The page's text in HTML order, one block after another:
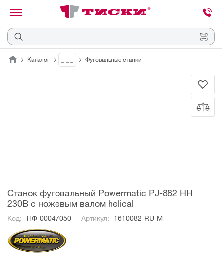
Отмена
Каталог Фуговальные станки
Станок фуговальный Powermatic PJ-882 HH
230В с ножевым валом helical
Код: НФ-00047050 Артикул: 1610082-RU-M